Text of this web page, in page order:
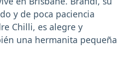
y de poca paciencia
Chilli, es alegre y
una hermanita pequeña